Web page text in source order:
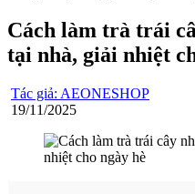
Cách làm trà trái
tại nhà, giải nhiệt
Tác giả: AEONESHOP
19/11/2025